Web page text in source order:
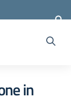
in